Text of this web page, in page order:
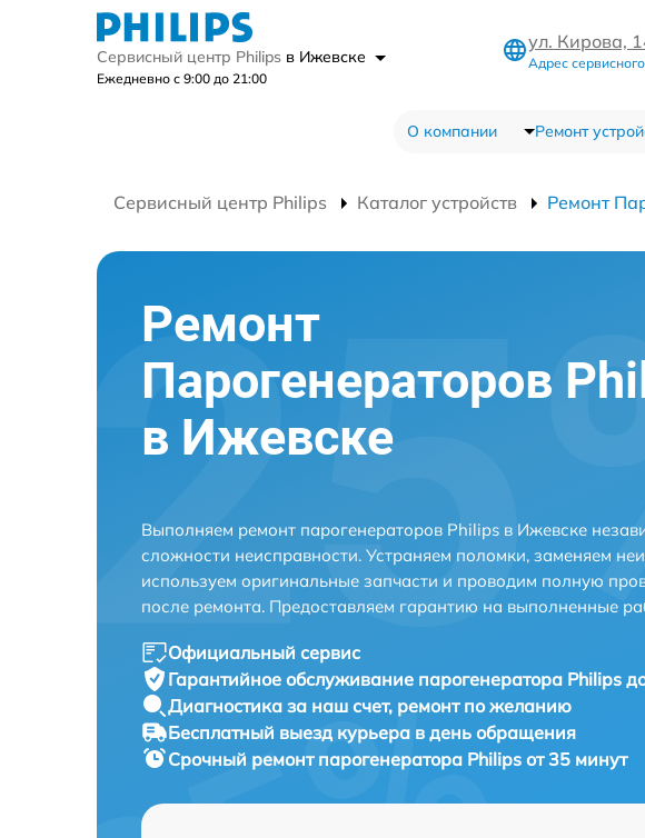
Сервисный центр Philips в Ижевске
Ежедневно с 9:00 до 21:00
ул. Кирова,
Адрес
О компании Ремонт
Сервисный центр Philips Каталог устройств Ремонт
Ремонт
Парогенераторов
в Ижевске
Выполняем ремонт парогенераторов Philips в Ижевске
сложности неисправности. Устраняем поломки, заменяем
используем оригинальные запчасти и проводим полную
после ремонта. Предоставляем гарантию на выполненные
Официальный сервис
Гарантийное обслуживание парогенератора Philips
Диагностика за наш счет, ремонт по желанию
Бесплатный выезд курьера в день обращения
Срочный ремонт парогенератора Philips от 35 минут